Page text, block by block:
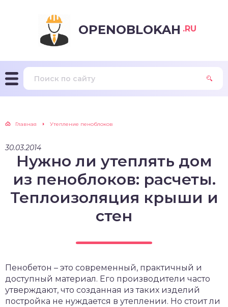
OPENOBLOKAH .RU
Главная Утепление пеноблоков
30.03.2014
Нужно ли утеплять дом
из пеноблоков: расчеты.
Теплоизоляция крыши и
стен
Пенобетон – это современный, практичный и
доступный материал. Его производители часто
утверждают, что созданная из таких изделий
постройка не нуждается в утеплении. Но стоит ли